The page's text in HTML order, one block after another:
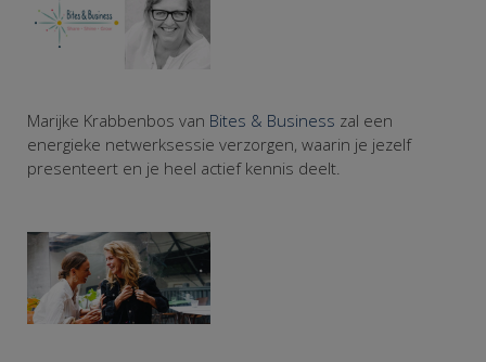
Marijke Krabbenbos van Bites & Business zal een
energieke netwerksessie verzorgen, waarin je jezelf
presenteert en je heel actief kennis deelt.